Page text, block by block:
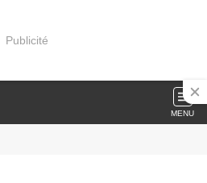
Publicité
MENU